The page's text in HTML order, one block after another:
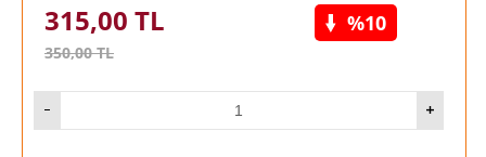
315,00 TL
350,00TL
%10